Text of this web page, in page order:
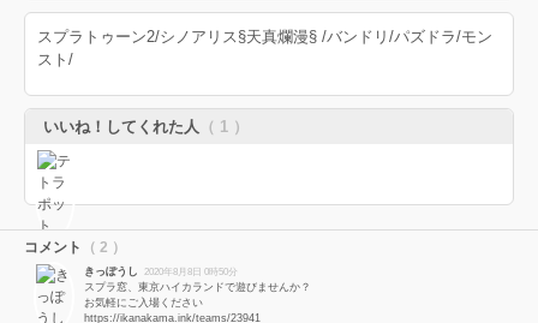
スプラトゥーン2/シノアリス§天真爛漫§ /バンドリ/パズドラ/モン
スト/
いいね！してくれた人 （ 1 ）
コメント （ 2 ）
きっぽうし 2020年8月8日 0時50分
スプラ窓、東京ハイカランドで遊びませんか？
お気軽にご入場ください
https://ikanakama.ink/teams/23941